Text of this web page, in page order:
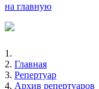
на главную
Главная
Репертуар
Архив репертуаров